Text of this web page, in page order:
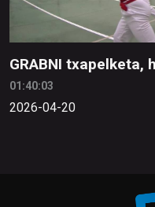
GRABNI txapelketa,
01:40:03
2026-04-20